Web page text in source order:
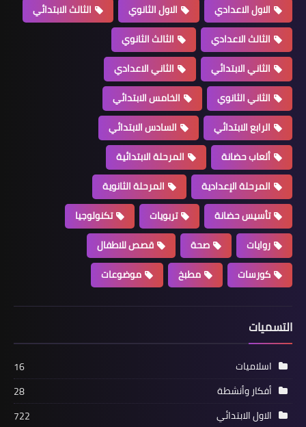
الاول الاعدادي
الاول الثانوي
الثالث الابتدائي
الثالث الاعدادي
الثالث الثانوي
الثاني الابتدائي
الثاني الاعدادي
الثاني الثانوي
الخامس الابتدائي
الرابع الابتدائي
السادس الابتدائي
ألعاب حضانة
المرحلة الابتدائية
المرحلة الإعدادية
المرحلة الثانوية
تأسيس حضانة
تربويات
تكنولوجيا
روايات
صحة
قصص للاطفال
كورسات
مطبخ موضوعات
التسميات
اسلاميات
16
أفكار وأنشطة
28
الاول الابتدائي
722